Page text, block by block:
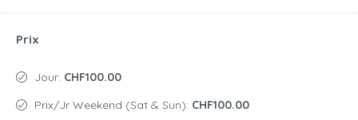
Prix
Jour: CHF100.00
Prix/jr Weekend (Sat & Sun): CHF100.00